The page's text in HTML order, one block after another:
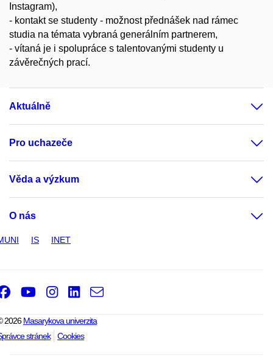
Instagram),
- kontakt se studenty - možnost přednášek nad rámec
studia na témata vybraná generálním partnerem,
- vítaná je i spolupráce s talentovanými studenty u
závěrečných prací.
Aktuálně
Pro uchazeče
Věda a výzkum
O nás
IS INET
2026Masarykova univerzita
stránek
Cookies
Facebook
Youtube
Instagram
LinkedIn
e-